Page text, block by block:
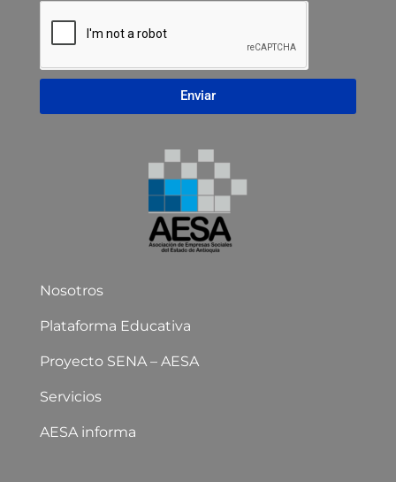
Enviar
Nosotros
Plataforma Educativa
Proyecto SENA – AESA
Servicios
AESA informa